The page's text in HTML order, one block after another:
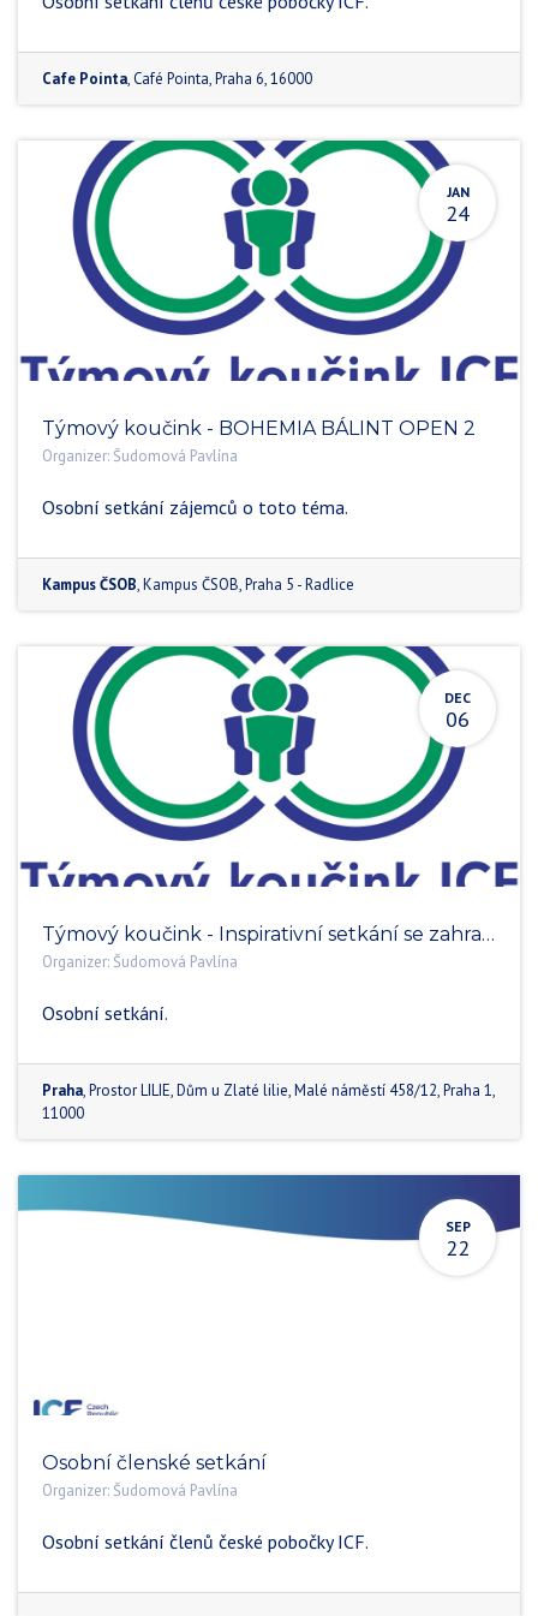
Cafe Pointa,Café Pointa,Praha 6,16000
JAN
24
Týmový koučink - BOHEMIA BÁLINT OPEN 2
Organizer: Šudomová Pavlína
Osobní setkání zájemců o toto téma.
Kampus ČSOB,Kampus ČSOB,Praha 5 - Radlice
DEC
06
Týmový koučink - Inspirativní setkání se zahraničním hostem
Organizer: Šudomová Pavlína
Osobní setkání.
Praha,Prostor LILIE, Dům u Zlaté lilie, Malé náměstí 458/12,Praha 1,
11000
SEP
22
Osobní členské setkání
Organizer: Šudomová Pavlína
Osobní setkání členů české pobočky ICF.